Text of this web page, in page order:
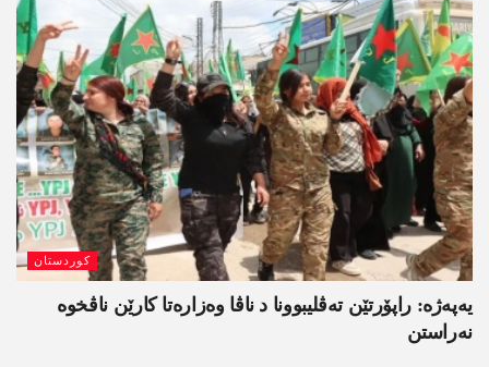
کوردستان
یەپەژە: راپۆرتێن تەڤلیبوونا د ناڤا وەزارەتا کارێن ناڤخوە
نەراستن